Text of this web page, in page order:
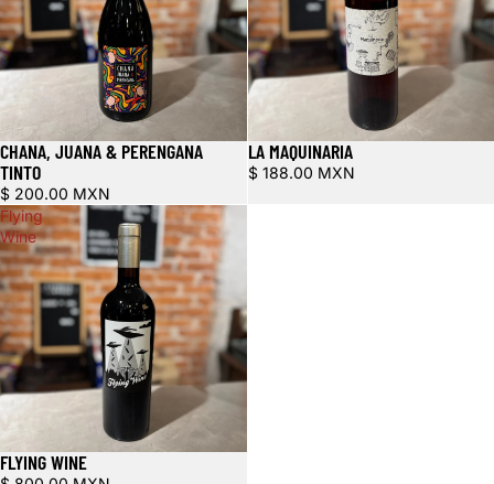
CHANA, JUANA & PERENGANA
TINTO
$ 200.00 MXN
LA MAQUINARIA
$ 188.00 MXN
Flying
Wine
FLYING WINE